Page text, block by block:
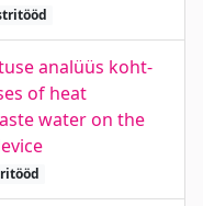
analüüs koht-
of heat
water on the